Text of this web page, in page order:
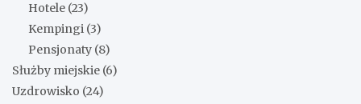
Hotele (23)
Kempingi (3)
Pensjonaty (8)
Służby miejskie (6)
Uzdrowisko (24)